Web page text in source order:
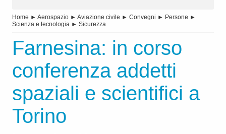
Home ► Aerospazio ► Aviazione civile ► Convegni ► Persone ►
Scienza e tecnologia ► Sicurezza
Farnesina: in corso
conferenza addetti
spaziali e scientifici a
Torino